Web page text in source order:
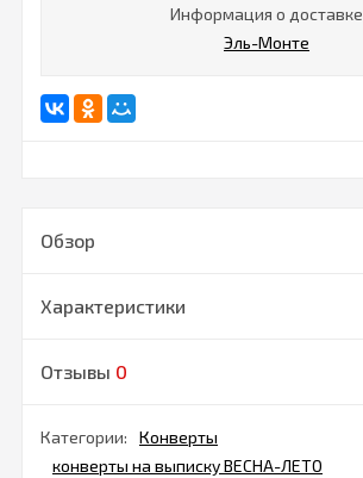
Информация о доставке
Эль-Монте
Обзор
Характеристики
Отзывы 0
Категории:
Конверты
конверты на выписку ВЕСНА-ЛЕТО